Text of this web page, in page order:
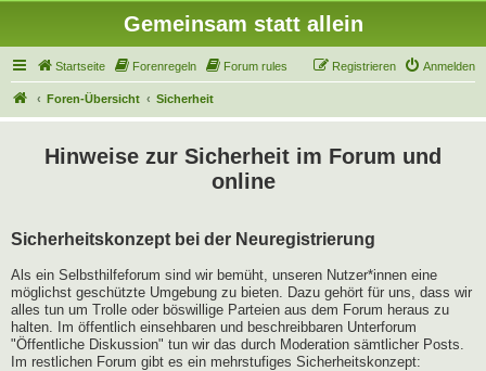
Gemeinsam statt allein
Startseite Forenregeln Forum rules Anmelden
Registrieren
Foren-Übersicht Sicherheit
Hinweise zur Sicherheit im Forum und
online
Sicherheitskonzept bei der Neuregistrierung
Als ein Selbsthilfeforum sind wir bemüht, unseren Nutzer*innen eine
möglichst geschützte Umgebung zu bieten. Dazu gehört für uns, dass wir
alles tun um Trolle oder böswillige Parteien aus dem Forum heraus zu
halten. Im öffentlich einsehbaren und beschreibbaren Unterforum
"Öffentliche Diskussion" tun wir das durch Moderation sämtlicher Posts.
Im restlichen Forum gibt es ein mehrstufiges Sicherheitskonzept: